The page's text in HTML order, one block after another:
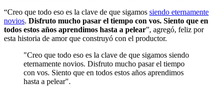
“Creo que todo eso es la clave de que sigamos siendo eternamente
novios. Disfruto mucho pasar el tiempo con vos. Siento que en
todos estos años aprendimos hasta a pelear”, agregó, feliz por
esta historia de amor que construyó con el productor.
"Creo que todo eso es la clave de que sigamos siendo
eternamente novios. Disfruto mucho pasar el tiempo
con vos. Siento que en todos estos años aprendimos
hasta a pelear".